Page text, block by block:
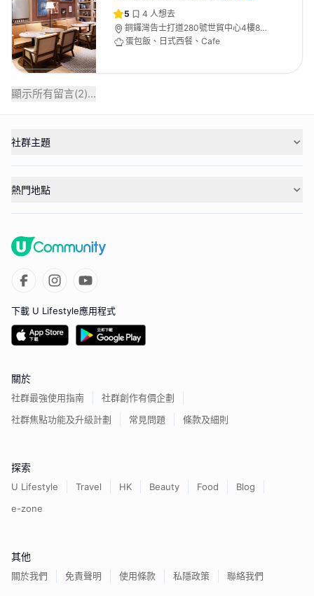
5 4 人想去
銅鑼灣告士打道280號世貿中心4樓8號
舖
蛋包飯、日式西餐、Cafe
顯示所有留言(2)...
社群主題
熱門地點
下載 U Lifestyle應用程式
關於
社群最強使用指南
社群創作有價企劃
社群焦點功能及升級計劃
常見問題 條款及細則
探索
U Lifestyle Travel HK Beauty Food
Blog
e-zone
其他
關於我們 免責聲明 使用條款 私隱政策 聯絡我們